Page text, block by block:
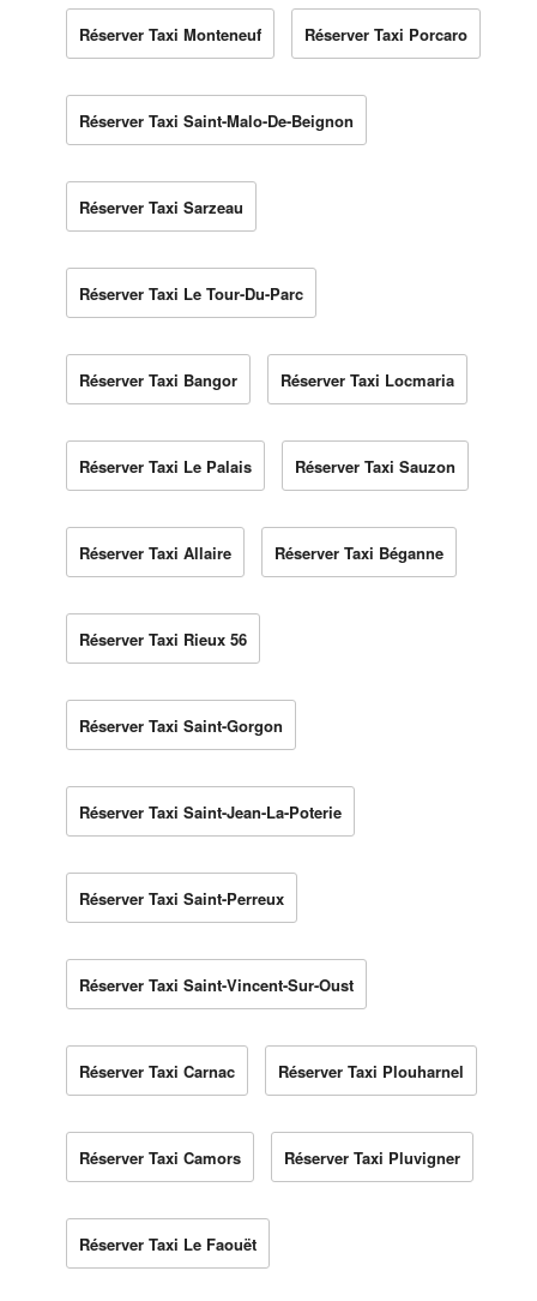
Réserver Taxi Monteneuf Réserver Taxi Porcaro
Réserver Taxi Saint-Malo-De-Beignon
Réserver Taxi Sarzeau
Réserver Taxi Le Tour-Du-Parc
Réserver Taxi Bangor Réserver Taxi Locmaria
Réserver Taxi Le Palais Réserver Taxi Sauzon
Réserver Taxi Allaire Réserver Taxi Béganne
Réserver Taxi Rieux 56
Réserver Taxi Saint-Gorgon
Réserver Taxi Saint-Jean-La-Poterie
Réserver Taxi Saint-Perreux
Réserver Taxi Saint-Vincent-Sur-Oust
Réserver Taxi Carnac Réserver Taxi Plouharnel
Réserver Taxi Camors Réserver Taxi Pluvigner
Réserver Taxi Le Faouët